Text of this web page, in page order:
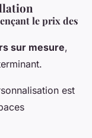
le prix des
sur mesure,
est